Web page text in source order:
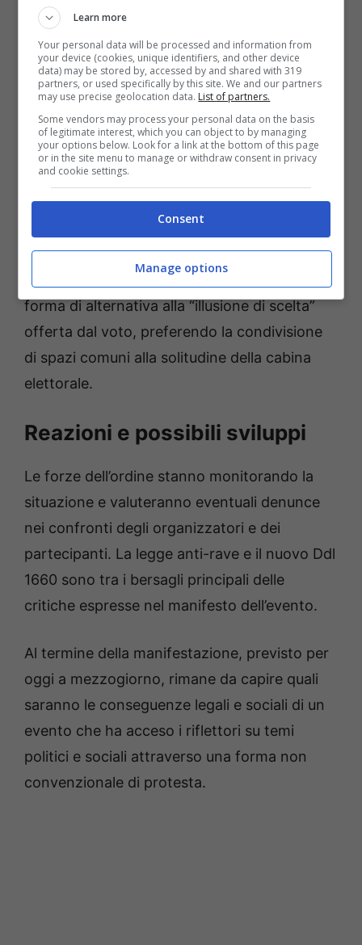
inglese Margaret Thatcher insistendo su
come non ci sia altra scelta al capitalismo. Per
noi, alla tornata elettorale rispondiamo
riprendendoci ossigeno e spazio con questa
nuova Taz”.
Gli organizzatori, noti per eventi simili alle ex
poste di via Corazza e ai Prati di Caprara a
Bologna, criticano il “teatrino elettorale” e le
politiche che giudicano repressive e
securitarie. Il rave vuole rappresentare una
forma di alternativa alla “illusione di scelta”
offerta dal voto, preferendo la condivisione
di spazi comuni alla solitudine della cabina
elettorale.
Reazioni e possibili sviluppi
Le forze dell’ordine stanno monitorando la
situazione e valuteranno eventuali denunce
nei confronti degli organizzatori e dei
partecipanti. La legge anti-rave e il nuovo Ddl
1660 sono tra i bersagli principali delle
critiche espresse nel manifesto dell’evento.
Al termine della manifestazione, previsto per
oggi a mezzogiorno, rimane da capire quali
saranno le conseguenze legali e sociali di un
evento che ha acceso i riflettori su temi
politici e sociali attraverso una forma non
convenzionale di protesta.
Learn more
Your personal data will be processed and information from
your device (cookies, unique identifiers, and other device
data) may be stored by, accessed by and shared with 319
partners, or used specifically by this site. We and our partners
may use precise geolocation data. List of partners.
Some vendors may process your personal data on the basis
of legitimate interest, which you can object to by managing
your options below. Look for a link at the bottom of this page
or in the site menu to manage or withdraw consent in privacy
and cookie settings.
Consent
Manage options